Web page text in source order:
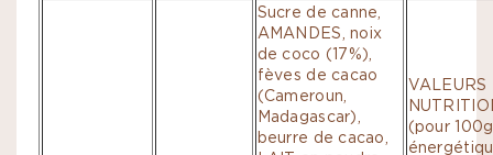
Sucre de canne,
AMANDES, noix
de coco (17%),
fèves de cacao
(Cameroun,
Madagascar),
beurre de cacao,
VALEURS
(pour